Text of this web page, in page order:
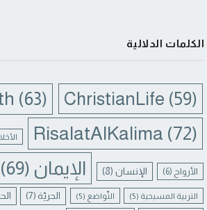
الكلمات الدلالية
ChristianLife (59)
(63)
RisalatAlKalima (72)
الأرواح (6) الإنسان(8) الإيمان (69)
التربية المسيحية (5) التّواضع (5) الحريّة (7)